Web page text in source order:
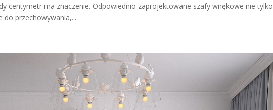
centymetr ma znaczenie. Odpowiednio zaprojektowane szafy wnękowe nie tylko
przechowywania,...